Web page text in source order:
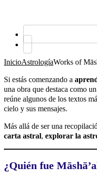
InicioAstrologíaWorks of
Si estás comenzando a
una obra que destaca como
reúne algunos de los textos
cielo y sus mensajes.
Más allá de ser una
carta astral, explorar la
¿Quién fue